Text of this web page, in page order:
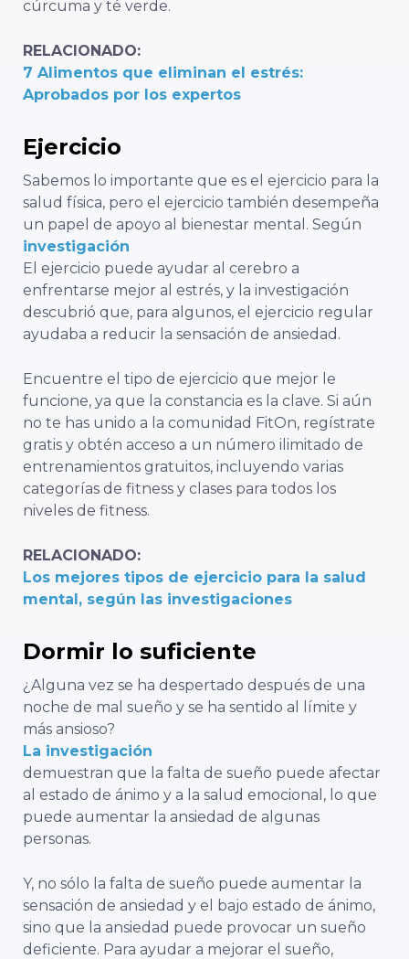
cúrcuma y té verde.
RELACIONADO:
7 Alimentos que eliminan el estrés:
Aprobados por los expertos
Ejercicio
Sabemos lo importante que es el ejercicio para la
salud física, pero el ejercicio también desempeña
un papel de apoyo al bienestar mental. Según
investigación
El ejercicio puede ayudar al cerebro a
enfrentarse mejor al estrés, y la investigación
descubrió que, para algunos, el ejercicio regular
ayudaba a reducir la sensación de ansiedad.
Encuentre el tipo de ejercicio que mejor le
funcione, ya que la constancia es la clave. Si aún
no te has unido a la comunidad FitOn, regístrate
gratis y obtén acceso a un número ilimitado de
entrenamientos gratuitos, incluyendo varias
categorías de fitness y clases para todos los
niveles de fitness.
RELACIONADO:
Los mejores tipos de ejercicio para la salud
mental, según las investigaciones
Dormir lo suficiente
¿Alguna vez se ha despertado después de una
noche de mal sueño y se ha sentido al límite y
más ansioso?
La investigación
demuestran que la falta de sueño puede afectar
al estado de ánimo y a la salud emocional, lo que
puede aumentar la ansiedad de algunas
personas.
Y, no sólo la falta de sueño puede aumentar la
sensación de ansiedad y el bajo estado de ánimo,
sino que la ansiedad puede provocar un sueño
deficiente. Para ayudar a mejorar el sueño,